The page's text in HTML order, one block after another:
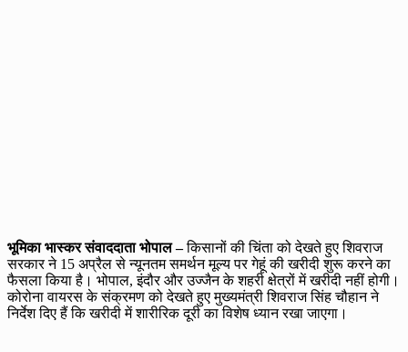
भूमिका भास्कर संवाददाता भोपाल –किसानों की चिंता को देखते हुए शिवराज
सरकार ने 15 अप्रैल से न्यूनतम समर्थन मूल्य पर गेहूं की खरीदी शुरू करने का
फैसला किया है। भोपाल, इंदौर और उज्जैन के शहरी क्षेत्रों में खरीदी नहीं होगी।
कोरोना वायरस के संक्रमण को देखते हुए मुख्यमंत्री शिवराज सिंह चौहान ने
निर्देश दिए हैं कि खरीदी में शारीरिक दूरी का विशेष ध्यान रखा जाएगा।